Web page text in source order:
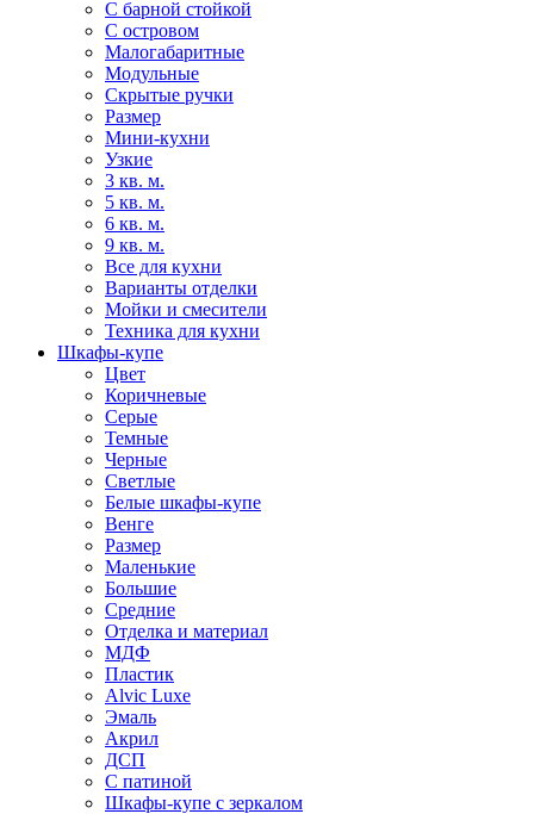
С барной стойкой
С островом
Малогабаритные
Модульные
Скрытые ручки
Размер
Мини-кухни
Узкие
3 кв. м.
5 кв. м.
6 кв. м.
9 кв. м.
Все для кухни
Варианты отделки
Мойки и смесители
Техника для кухни
Шкафы-купе
Цвет
Коричневые
Серые
Темные
Черные
Светлые
Белые шкафы-купе
Венге
Размер
Маленькие
Большие
Средние
Отделка и материал
МДФ
Пластик
Alvic Luxe
Эмаль
Акрил
ДСП
С патиной
Шкафы-купе с зеркалом